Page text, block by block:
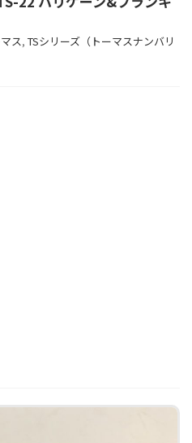
ス, TSシリーズ（トーマスナンバリ